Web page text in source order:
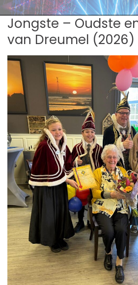
Skip
to
content
C.v. 't
Jongste – Oudste
van Dreumel (2026)